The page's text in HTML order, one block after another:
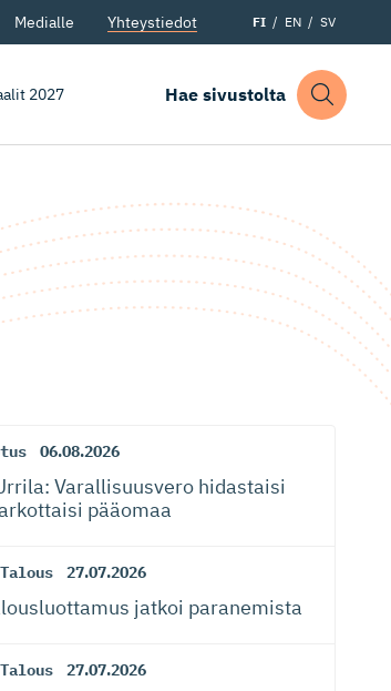
Medialle Yhteystiedot FI EN SV
2027 Hae sivustolta
06.08.2026
Varallisuusvero hidastaisi
pääomaa
Talous 27.07.2026
jatkoi paranemista
Talous 27.07.2026